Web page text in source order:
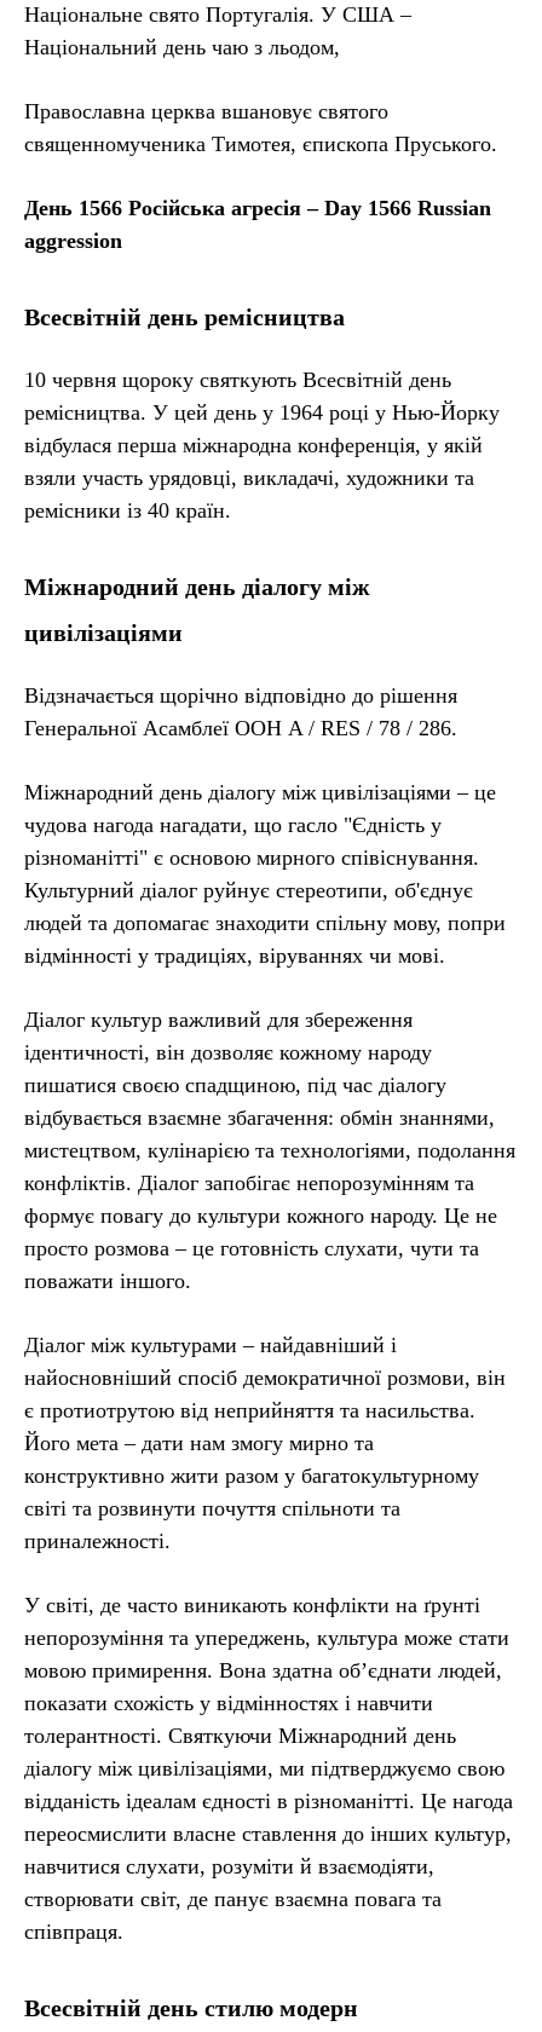
Національне свято Португалія. У США –
Національний день чаю з льодом,
Православна церква вшановує святого
священномученика Тимотея, єпископа Пруського.
День 1566 Російська агресія – Day 1566 Russian
aggression
Всесвітній день ремісництва
10 червня щороку святкують Всесвітній день
ремісництва. У цей день у 1964 році у Нью-Йорку
відбулася перша міжнародна конференція, у якій
взяли участь урядовці, викладачі, художники та
ремісники із 40 країн.
Міжнародний день діалогу між
цивілізаціями
Відзначається щорічно відповідно до рішення
Генеральної Асамблеї ООН A / RES / 78 / 286.
Міжнародний день діалогу між цивілізаціями – це
чудова нагода нагадати, що гасло "Єдність у
різноманітті" є основою мирного співіснування.
Культурний діалог руйнує стереотипи, об'єднує
людей та допомагає знаходити спільну мову, попри
відмінності у традиціях, віруваннях чи мові.
Діалог культур важливий для збереження
ідентичності, він дозволяє кожному народу
пишатися своєю спадщиною, під час діалогу
відбувається взаємне збагачення: обмін знаннями,
мистецтвом, кулінарією та технологіями, подолання
конфліктів. Діалог запобігає непорозумінням та
формує повагу до культури кожного народу. Це не
просто розмова – це готовність слухати, чути та
поважати іншого.
Діалог між культурами – найдавніший і
найосновніший спосіб демократичної розмови, він
є протиотрутою від неприйняття та насильства.
Його мета – дати нам змогу мирно та
конструктивно жити разом у багатокультурному
світі та розвинути почуття спільноти та
приналежності.
У світі, де часто виникають конфлікти на ґрунті
непорозуміння та упереджень, культура може стати
мовою примирення. Вона здатна об’єднати людей,
показати схожість у відмінностях і навчити
толерантності. Святкуючи Міжнародний день
діалогу між цивілізаціями, ми підтверджуємо свою
відданість ідеалам єдності в різноманітті. Це нагода
переосмислити власне ставлення до інших культур,
навчитися слухати, розуміти й взаємодіяти,
створювати світ, де панує взаємна повага та
співпраця.
Всесвітній день стилю модерн